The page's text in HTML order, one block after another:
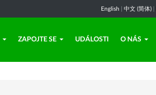
English 中文 (简体)
ZAPOJTE SE UDÁLOSTI O NÁS